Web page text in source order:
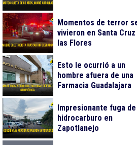
Momentos de terror
vivieron en Santa Cruz
las Flores
Esto le ocurrió a un
hombre afuera de una
Farmacia Guadalajara
Impresionante fuga de
hidrocarburo en
Zapotlanejo